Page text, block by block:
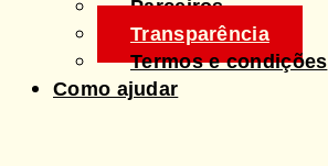
Parceiros
Transparência
Termos e condições
Como ajudar